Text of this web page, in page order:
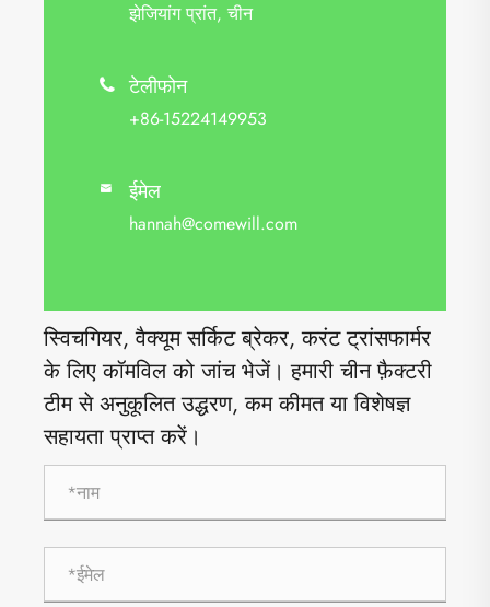
झेजियांग प्रांत, चीन
 टेलीफोन
+86-15224149953
 ईमेल
hannah@comewill.com
स्विचगियर, वैक्यूम सर्किट ब्रेकर, करंट ट्रांसफार्मर
के लिए कॉमविल को जांच भेजें। हमारी चीन फ़ैक्टरी
टीम से अनुकूलित उद्धरण, कम कीमत या विशेषज्ञ
सहायता प्राप्त करें।